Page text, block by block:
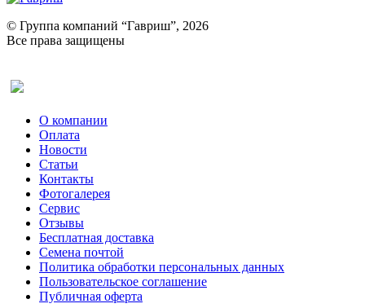
Ревень
Рукола
Рута
Тмин
Трава для чая
Туласи
Укроп
Фенхель пряный
Хризантема овощная
Цикорий пряный
Цикорий салатный (Витлуф)
Черемша
Шпинат
Щавель
Эндивий
Эстрагон
© Группа компаний “Гавриш”, 2026
Все права защищены
О компании
Оплата
Новости
Статьи
Контакты
Фотогалерея​
Сервис
Отзывы
Бесплатная доставка
Семена почтой
Политика обработки персональных данных
Пользовательское соглашение
Публичная оферта